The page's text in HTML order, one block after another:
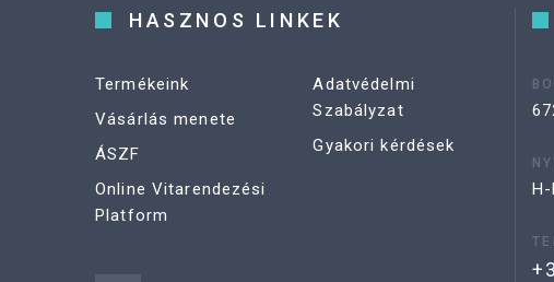
HASZNOS LINKEK
Termékeink
Vásárlás menete
ÁSZF
Online Vitarendezési
Platform
Adatvédelmi
Szabályzat
Gyakori kérdések